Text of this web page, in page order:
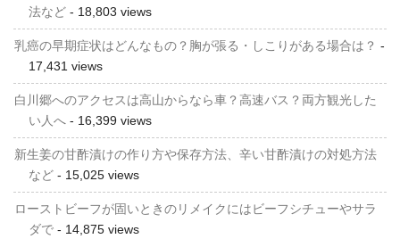
法など- 18,803 views
乳癌の早期症状はどんなもの？胸が張る・しこりがある場合は？ -
17,431 views
白川郷へのアクセスは高山からなら車？高速バス？両方観光した
い人へ- 16,399 views
新生姜の甘酢漬けの作り方や保存方法、辛い甘酢漬けの対処方法
など- 15,025 views
ローストビーフが固いときのリメイクにはビーフシチューやサラ
ダで- 14,875 views